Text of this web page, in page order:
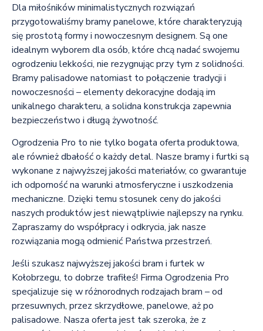
Dla miłośników minimalistycznych rozwiązań
przygotowaliśmy bramy panelowe, które charakteryzują
się prostotą formy i nowoczesnym designem. Są one
idealnym wyborem dla osób, które chcą nadać swojemu
ogrodzeniu lekkości, nie rezygnując przy tym z solidności.
Bramy palisadowe natomiast to połączenie tradycji i
nowoczesności – elementy dekoracyjne dodają im
unikalnego charakteru, a solidna konstrukcja zapewnia
bezpieczeństwo i długą żywotność.
Ogrodzenia Pro to nie tylko bogata oferta produktowa,
ale również dbałość o każdy detal. Nasze bramy i furtki są
wykonane z najwyższej jakości materiałów, co gwarantuje
ich odporność na warunki atmosferyczne i uszkodzenia
mechaniczne. Dzięki temu stosunek ceny do jakości
naszych produktów jest niewątpliwie najlepszy na rynku.
Zapraszamy do współpracy i odkrycia, jak nasze
rozwiązania mogą odmienić Państwa przestrzeń.
Jeśli szukasz najwyższej jakości bram i furtek w
Kołobrzegu, to dobrze trafiłeś! Firma Ogrodzenia Pro
specjalizuje się w różnorodnych rodzajach bram – od
przesuwnych, przez skrzydłowe, panelowe, aż po
palisadowe. Nasza oferta jest tak szeroka, że z